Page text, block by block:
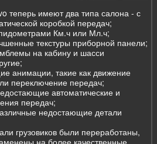
теперь имеют два типа салона - с
коробкой передач;
Км.ч или Мл.ч;
текстуры приборной панели;
на кабину и шасси
анимации, такие как движение
переключение передач;
автоматические и
передач;
недостающие детали
грузовиков были переработаны,